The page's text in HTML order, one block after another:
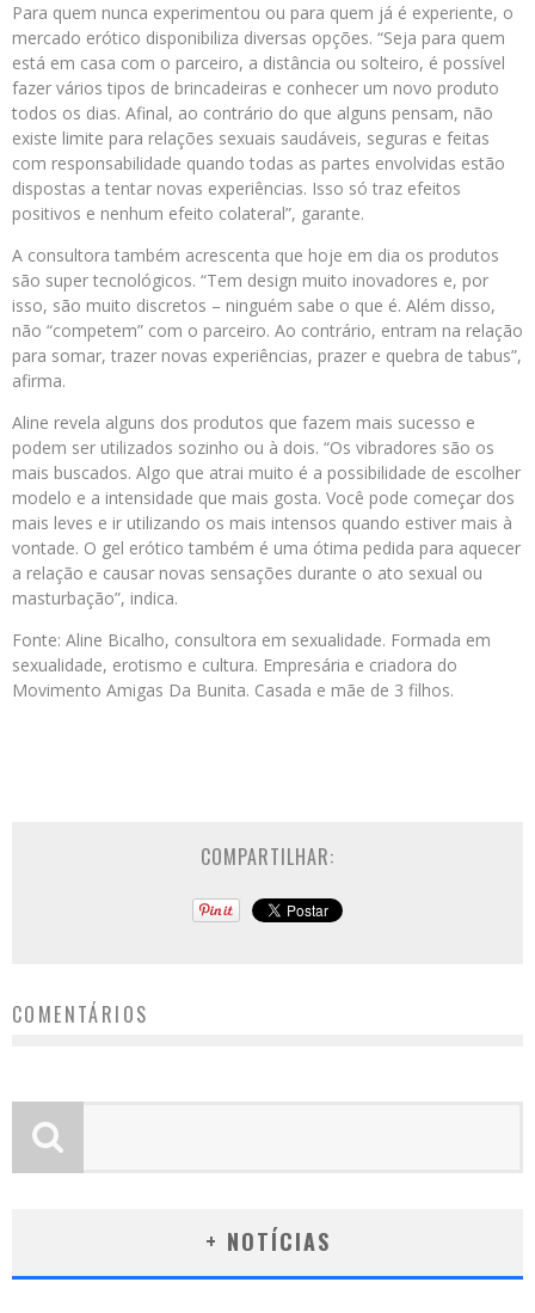
Para quem nunca experimentou ou para quem já é experiente, o
mercado erótico disponibiliza diversas opções. “Seja para quem
está em casa com o parceiro, a distância ou solteiro, é possível
fazer vários tipos de brincadeiras e conhecer um novo produto
todos os dias. Afinal, ao contrário do que alguns pensam, não
existe limite para relações sexuais saudáveis, seguras e feitas
com responsabilidade quando todas as partes envolvidas estão
dispostas a tentar novas experiências. Isso só traz efeitos
positivos e nenhum efeito colateral”, garante.
A consultora também acrescenta que hoje em dia os produtos
são super tecnológicos. “Tem design muito inovadores e, por
isso, são muito discretos – ninguém sabe o que é. Além disso,
não “competem” com o parceiro. Ao contrário, entram na relação
para somar, trazer novas experiências, prazer e quebra de tabus”,
afirma.
Aline revela alguns dos produtos que fazem mais sucesso e
podem ser utilizados sozinho ou à dois. “Os vibradores são os
mais buscados. Algo que atrai muito é a possibilidade de escolher
modelo e a intensidade que mais gosta. Você pode começar dos
mais leves e ir utilizando os mais intensos quando estiver mais à
vontade. O gel erótico também é uma ótima pedida para aquecer
a relação e causar novas sensações durante o ato sexual ou
masturbação”, indica.
Fonte: Aline Bicalho, consultora em sexualidade. Formada em
sexualidade, erotismo e cultura. Empresária e criadora do
Movimento Amigas Da Bunita. Casada e mãe de 3 filhos.
COMPARTILHAR:
COMENTÁRIOS
+ NOTÍCIAS